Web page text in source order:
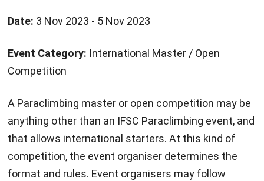
Date: 3 Nov 2023 - 5 Nov 2023
Event Category: International Master / Open
Competition
A Paraclimbing master or open competition may be
anything other than an IFSC Paraclimbing event, and
that allows international starters. At this kind of
competition, the event organiser determines the
format and rules. Event organisers may follow